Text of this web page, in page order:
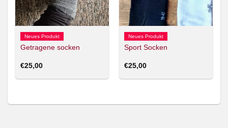
Neues Produkt
Getragene socken
€25,00
Neues Produkt
Sport Socken
€25,00